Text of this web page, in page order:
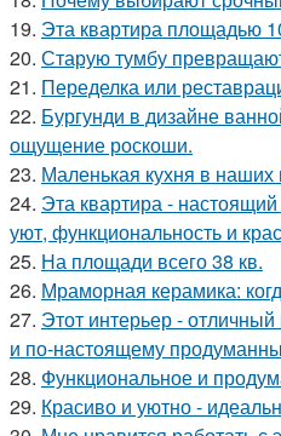
19. Эта квартира площадью
20. Старую тумбу
21. Переделка или
22. Бургунди в дизайне
ощущение роскоши.
23. Маленькая кухня в наших
24. Эта квартира -
уют, функциональность и
25. На площади всего 38 кв.
26. Мраморная керамика:
27. Этот интерьер -
и по-настоящему
28. Функциональное и
29. Красиво и уютно -